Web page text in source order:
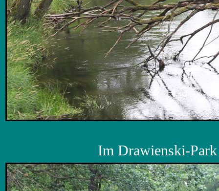
Im Drawienski-